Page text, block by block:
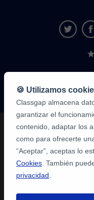
🍪 Utilizamos
Classgap almacena
garantizar el
contenido, adaptar los
como para ofrecerte
“Aceptar”, aceptas lo
Cookies . También
privacidad